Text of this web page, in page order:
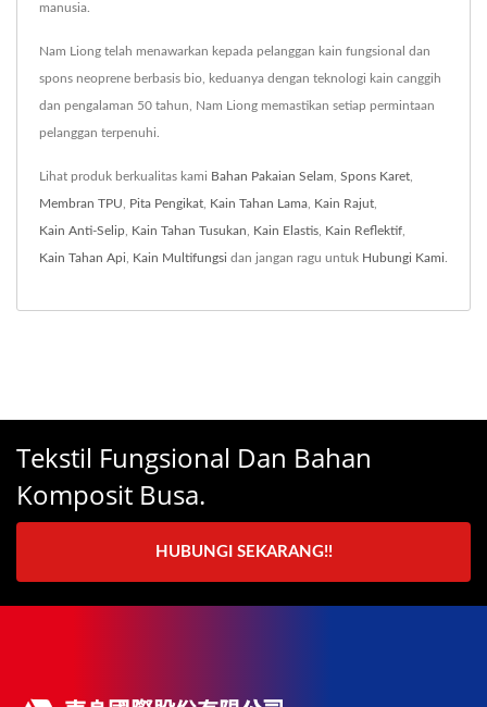
manusia.
Nam Liong telah menawarkan kepada pelanggan kain fungsional dan
spons neoprene berbasis bio, keduanya dengan teknologi kain canggih
dan pengalaman 50 tahun, Nam Liong memastikan setiap permintaan
pelanggan terpenuhi.
Lihat produk berkualitas kami Bahan Pakaian Selam Spons Karet
Membran TPU Pita Pengikat Kain Tahan Lama Kain Rajut
Kain Anti-Selip Kain Tahan Tusukan Kain Elastis Kain Reflektif
Kain Tahan Api Kain Multifungsi dan jangan ragu untuk Hubungi Kami
Tekstil Fungsional Dan Bahan
Komposit Busa.
HUBUNGI SEKARANG!!